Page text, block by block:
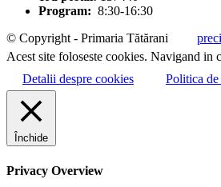
Program: 8:30-16:30
© Copyright - Primaria Tătărani
Acest site foloseste cookies. Navigand
Detalii despre cookies
Politica
Închide
Privacy Overview